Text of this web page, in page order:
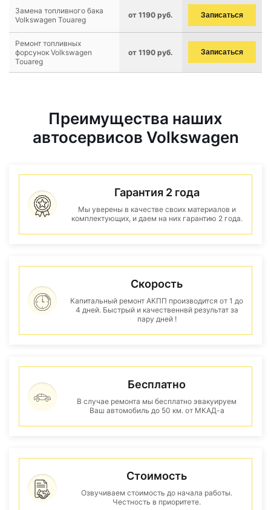
Замена топливного бака
Volkswagen Touareg
от 1190 руб. Записаться
Ремонт топливных
форсунок Volkswagen
Touareg
от 1190 руб. Записаться
Преимущества наших
автосервисов Volkswagen
Гарантия 2 года
Мы уверены в качестве своих материалов и
комплектующих, и даем на них гарантию 2 года.
Скорость
Капитальный ремонт АКПП производится от 1 до
4 дней. Быстрый и качественнвй результат за
пару дней !
Бесплатно
В случае ремонта мы бесплатно эвакуируем
Ваш автомобиль до 50 км. от МКАД-а
Стоимость
Озвучиваем стоимость до начала работы.
Честность в приоритете.